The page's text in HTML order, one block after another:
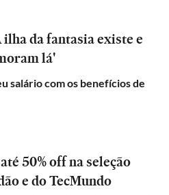
da fantasia existe e
lá'
salário com os benefícios de
50% off na seleção
e do TecMundo